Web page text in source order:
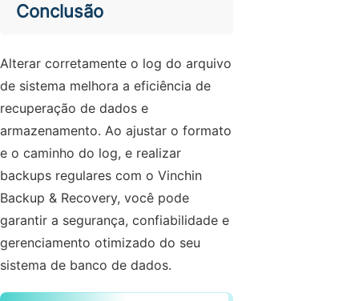
Conclusão
Alterar corretamente o log do arquivo
de sistema melhora a eficiência de
recuperação de dados e
armazenamento. Ao ajustar o formato
e o caminho do log, e realizar
backups regulares com o Vinchin
Backup & Recovery, você pode
garantir a segurança, confiabilidade e
gerenciamento otimizado do seu
sistema de banco de dados.